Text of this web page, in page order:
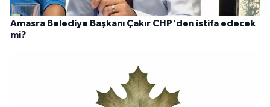
Amasra Belediye Başkanı Çakır CHP'den istifa edecek
mi?